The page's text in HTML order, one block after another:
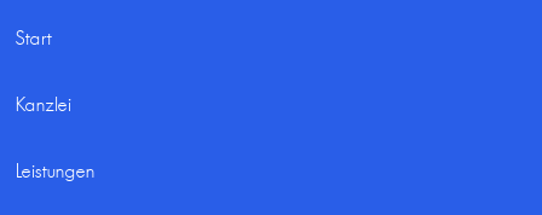
Start
Kanzlei
Leistungen